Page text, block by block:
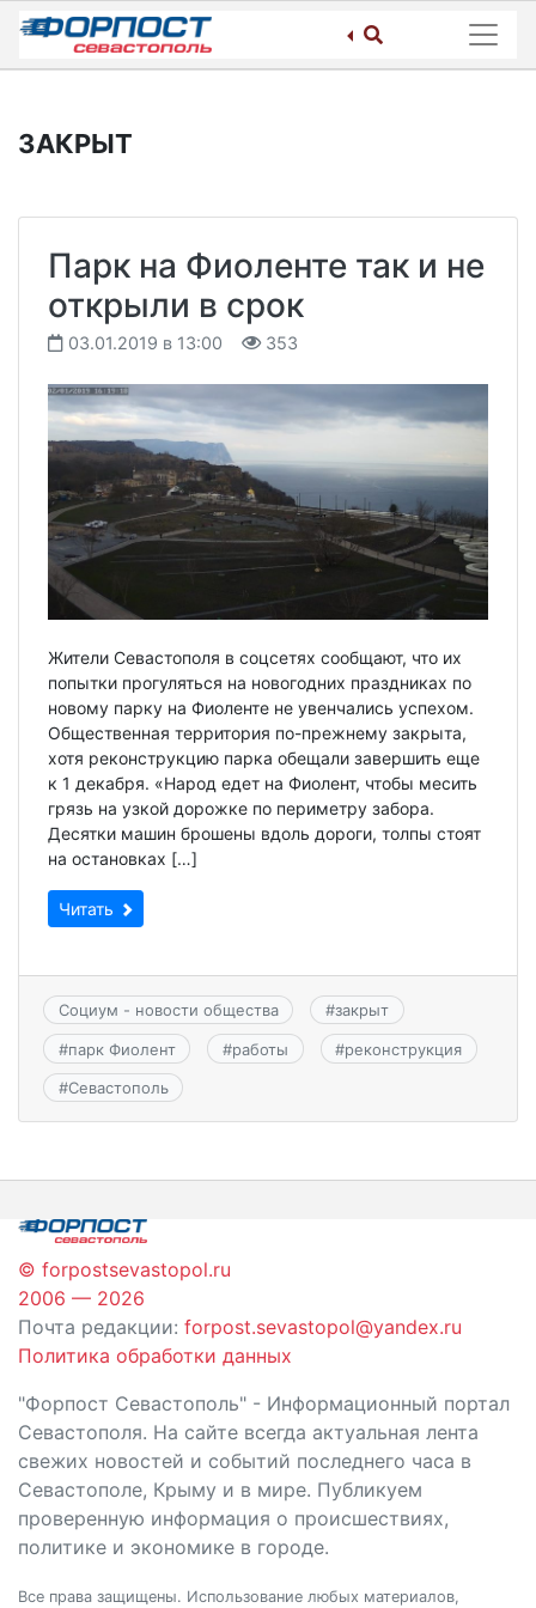
Skip
content
ЗАКРЫТ
Парк на Фиоленте так и не
открыли в срок
03.01.2019 в 13:00 353
Жители Севастополя в соцсетях сообщают, что их
попытки прогуляться на новогодних праздниках по
новому парку на Фиоленте не увенчались успехом.
Общественная территория по-прежнему закрыта,
хотя реконструкцию парка обещали завершить еще
к 1 декабря. «Народ едет на Фиолент, чтобы месить
грязь на узкой дорожке по периметру забора.
Десятки машин брошены вдоль дороги, толпы стоят
на остановках […]
Читать
Социум - новости общества #закрыт
#парк Фиолент #работы #реконструкция
#Севастополь
© forpostsevastopol.ru
2006 — 2026
Почта редакции: forpost.sevastopol@yandex.ru
Политика обработки данных
"Форпост Севастополь" - Информационный портал
Севастополя. На сайте всегда актуальная лента
свежих новостей и событий последнего часа в
Севастополе, Крыму и в мире. Публикуем
проверенную информация о происшествиях,
политике и экономике в городе.
Все права защищены. Использование любых материалов,